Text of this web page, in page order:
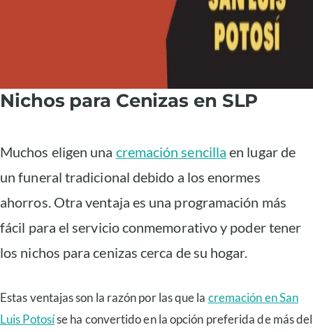
Nichos para Cenizas en SLP
Muchos eligen una cremación sencilla en lugar de
un funeral tradicional debido a los enormes
ahorros. Otra ventaja es una programación más
fácil para el servicio conmemorativo y poder tener
los nichos para cenizas cerca de su hogar.
Estas ventajas son la razón por las que la cremación en San
Luis Potosíse ha convertido en la opción preferida de más del